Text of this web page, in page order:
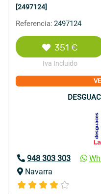
[2497124]
Referencia: 2497124
351 €
Iva Incluido
948 303 303
Navarra